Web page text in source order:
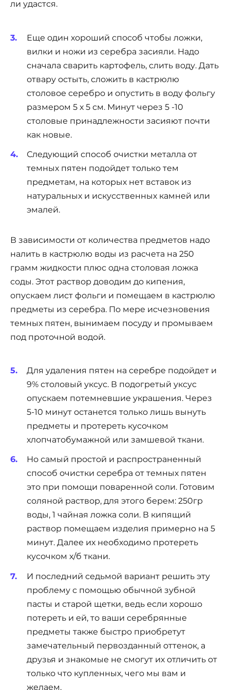
ли удастся.
Еще один хороший способ чтобы ложки,
вилки и ножи из серебра засияли. Надо
сначала сварить картофель, слить воду. Дать
отвару остыть, сложить в кастрюлю
столовое серебро и опустить в воду фольгу
размером 5 х 5 см. Минут через 5 -10
столовые принадлежности засияют почти
как новые.
Следующий способ очистки металла от
темных пятен подойдет только тем
предметам, на которых нет вставок из
натуральных и искусственных камней или
эмалей.
В зависимости от количества предметов надо
налить в кастрюлю воды из расчета на 250
грамм жидкости плюс одна столовая ложка
соды. Этот раствор доводим до кипения,
опускаем лист фольги и помещаем в кастрюлю
предметы из серебра. По мере исчезновения
темных пятен, вынимаем посуду и промываем
под проточной водой.
Для удаления пятен на серебре подойдет и
9% столовый уксус. В подогретый уксус
опускаем потемневшие украшения. Через
5-10 минут останется только лишь вынуть
предметы и протереть кусочком
хлопчатобумажной или замшевой ткани.
Но самый простой и распространенный
способ очистки серебра от темных пятен
это при помощи поваренной соли. Готовим
соляной раствор, для этого берем: 250гр
воды, 1 чайная ложка соли. В кипящий
раствор помещаем изделия примерно на 5
минут. Далее их необходимо протереть
кусочком х/б ткани.
И последний седьмой вариант решить эту
проблему с помощью обычной зубной
пасты и старой щетки, ведь если хорошо
потереть и ей, то ваши серебрянные
предметы также быстро приобретут
замечательный первозданный оттенок, а
друзья и знакомые не смогут их отличить от
только что купленных, чего мы вам и
желаем.